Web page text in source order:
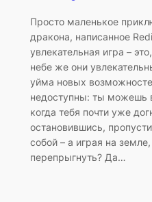
Просто маленькое
дракона, написанное
увлекательная игра –
небе же они
уйма новых
недоступны: ты можешь
когда тебя почти уже
остановившись,
собой – а играя на
перепрыгнуть? Да…